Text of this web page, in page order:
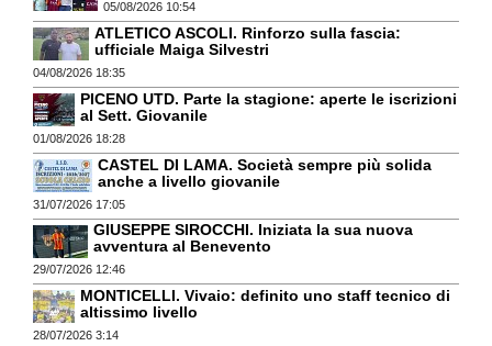
05/08/2026 10:54
ATLETICO ASCOLI. Rinforzo sulla fascia:
ufficiale Maiga Silvestri
04/08/2026 18:35
PICENO UTD. Parte la stagione: aperte le iscrizioni
al Sett. Giovanile
01/08/2026 18:28
CASTEL DI LAMA. Società sempre più solida
anche a livello giovanile
31/07/2026 17:05
GIUSEPPE SIROCCHI. Iniziata la sua nuova
avventura al Benevento
29/07/2026 12:46
MONTICELLI. Vivaio: definito uno staff tecnico di
altissimo livello
28/07/2026 3:14